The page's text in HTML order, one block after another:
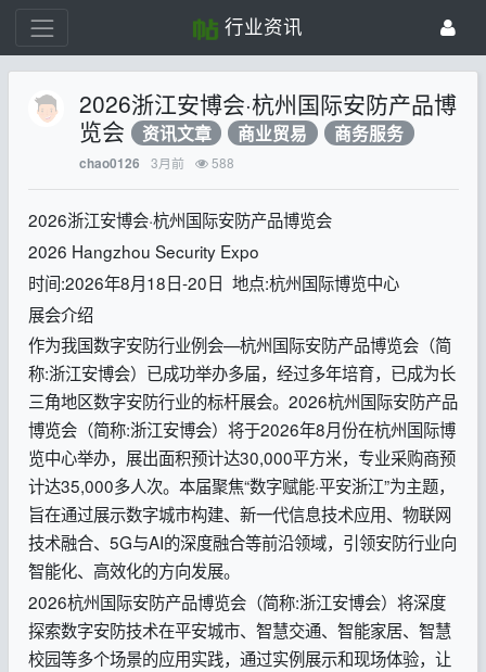
行业资讯
2026浙江安博会·杭州国际安防产品博
览会 资讯文章 商业贸易 商务服务
chao0126 3月前 588
2026浙江安博会·杭州国际安防产品博览会
2026 Hangzhou Security Expo
时间:2026年8月18日-20日 地点:杭州国际博览中心
展会介绍
作为我国数字安防行业例会—杭州国际安防产品博览会（简
称:浙江安博会）已成功举办多届，经过多年培育，已成为长
三角地区数字安防行业的标杆展会。2026杭州国际安防产品
博览会（简称:浙江安博会）将于2026年8月份在杭州国际博
览中心举办，展出面积预计达30,000平方米，专业采购商预
计达35,000多人次。本届聚焦“数字赋能·平安浙江”为主题，
旨在通过展示数字城市构建、新一代信息技术应用、物联网
技术融合、5G与AI的深度融合等前沿领域，引领安防行业向
智能化、高效化的方向发展。
2026杭州国际安防产品博览会（简称:浙江安博会）将深度
探索数字安防技术在平安城市、智慧交通、智能家居、智慧
校园等多个场景的应用实践，通过实例展示和现场体验，让